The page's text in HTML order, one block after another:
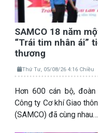
SAMCO 18 năm
“Trái tim nhân ái”
thương
Thứ Tư, 05/08/26 4:16 Chiều
Hơn 600 cán bộ,
Công ty Cơ khí Giao
(SAMCO) đã cùng nhau…